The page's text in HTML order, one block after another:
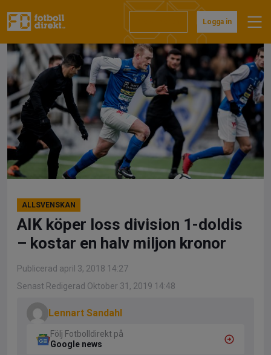
till
Logga in
ALLSVENSKAN
AIK köper loss division 1-doldis
– kostar en halv miljon kronor
Publicerad april 3, 2018 14:27
Senast Redigerad Oktober 31, 2019 14:48
Lennart Sandahl
Följ Fotbolldirekt på
Google news